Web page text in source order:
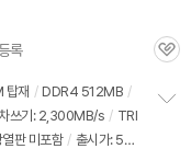
록
관
탑재 / DDR4 512MB /
쓰기: 2,300MB/s / TRI
열판 미포함 / 출시가: 59